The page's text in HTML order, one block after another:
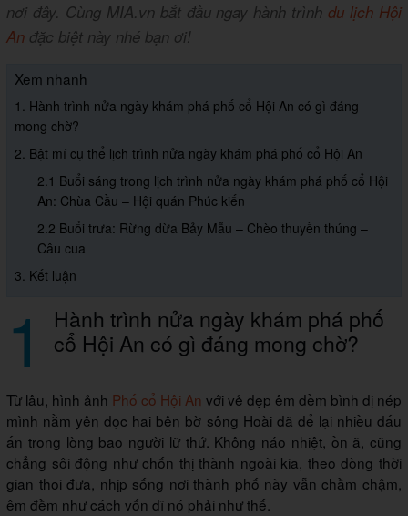
nơi đây. Cùng MIA.vn bắt đầu ngay hành trình du lịch Hội
An đặc biệt này nhé bạn ơi!
Xem nhanh
1. Hành trình nửa ngày khám phá phố cổ Hội An có gì đáng
mong chờ?
2. Bật mí cụ thể lịch trình nửa ngày khám phá phố cổ Hội An
2.1 Buổi sáng trong lịch trình nửa ngày khám phá phố cổ Hội
An: Chùa Cầu – Hội quán Phúc kiến
2.2 Buổi trưa: Rừng dừa Bảy Mẫu – Chèo thuyền thúng –
Câu cua
3. Kết luận
1 Hành trình nửa ngày khám phá phố
cổ Hội An có gì đáng mong chờ?
Từ lâu, hình ảnh Phố cổ Hội An với vẻ đẹp êm đềm bình dị nép
mình nằm yên dọc hai bên bờ sông Hoài đã để lại nhiều dấu
ấn trong lòng bao người lữ thứ. Không náo nhiệt, ồn ã, cũng
chẳng sôi động như chốn thị thành ngoài kia, theo dòng thời
gian thoi đưa, nhịp sống nơi thành phố này vẫn chầm chậm,
êm đềm như cách vốn dĩ nó phải như thế.